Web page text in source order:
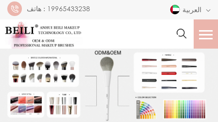
هاتف : 19965433238